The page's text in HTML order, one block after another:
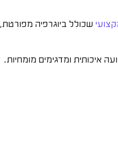
שכולל ביוגרפיה מפורטת,
איכותית ומדגימים מומחיות.